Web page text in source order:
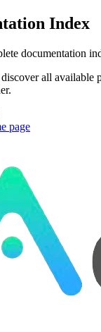
Index
documentation
all available
page